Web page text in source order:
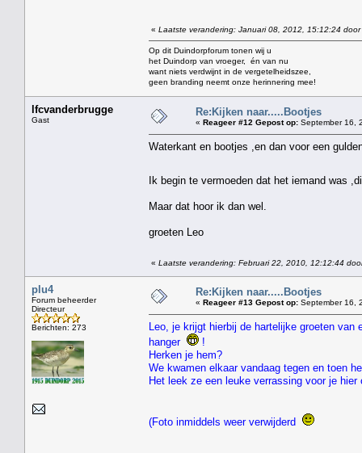
« Laatste verandering: Januari 08, 2012, 15:12:24 door
Op dit Duindorpforum tonen wij u
het Duindorp van vroeger, én van nu
want niets verdwijnt in de vergetelheidszee,
geen branding neemt onze herinnering mee!
lfcvanderbrugge
Gast
Re:Kijken naar.....Bootjes
« Reageer #12 Gepost op: September 16,
Waterkant en bootjes ,en dan voor een
Ik begin te vermoeden dat het iemand was
Maar dat hoor ik dan wel.
groeten Leo
« Laatste verandering: Februari 22, 2010, 12:12:44
plu4
Forum beheerder
Directeur
Berichten: 273
Re:Kijken naar.....Bootjes
« Reageer #13 Gepost op: September 16,
Leo, je krijgt hierbij de hartelijke groeten van
hanger
!
Herken je hem?
We kwamen elkaar vandaag tegen en toen
Het leek ze een leuke verrassing voor je
(Foto inmiddels weer verwijderd